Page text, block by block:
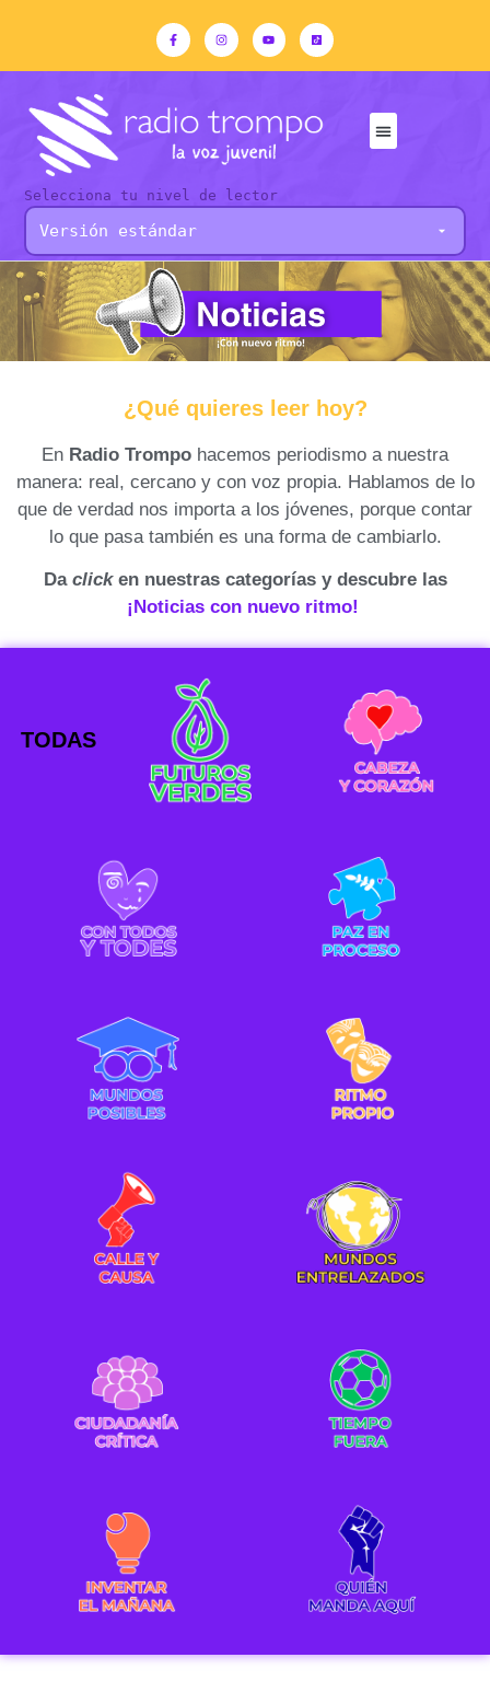
Selecciona tu nivel de lector
¿Qué quieres leer hoy?
En Radio Trompo hacemos periodismo a nuestra
manera: real, cercano y con voz propia. Hablamos de lo
que de verdad nos importa a los jóvenes, porque contar
lo que pasa también es una forma de cambiarlo.
Da clicken nuestras categorías y descubre las
¡Noticias con nuevo ritmo!
TODAS